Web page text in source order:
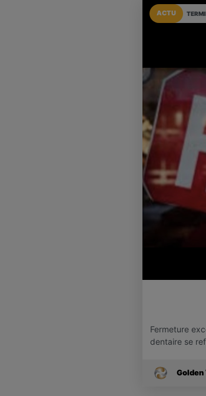
ACTU
Fermeture
dentaire se
Golden